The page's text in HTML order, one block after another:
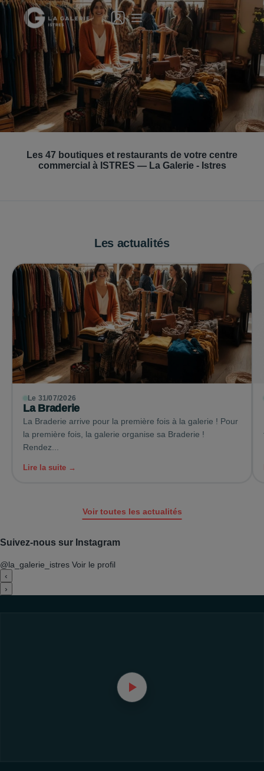
4 et 5 septembre
Les 47 boutiques et restaurants de votre centre
commercial à ISTRES — La Galerie - Istres
Les actualités
Le 31/07/2026
La Braderie
La Braderie arrive pour la première fois à la galerie ! Pour
la première fois, la galerie organise sa Braderie !
Rendez...
Lire la suite →
Voir toutes les actualités
Suivez-nous sur Instagram
@la_galerie_istres Voir le profil
‹
›